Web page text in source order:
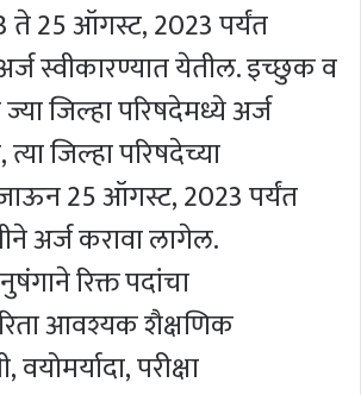
25 ऑगस्ट, 2023 पर्यंत
स्वीकारण्यात येतील. इच्छुक व
ज्या जिल्हा परिषदेमध्ये अर्ज
जिल्हा परिषदेच्या
25 ऑगस्ट, 2023 पर्यंत
अर्ज करावा लागेल.
रिक्त पदांचा
आवश्यक शैक्षणिक
परीक्षा